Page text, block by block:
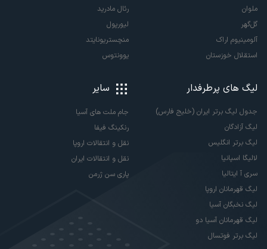
ملوان
گل‌گهر
آلومینیوم اراک
استقلال خوزستان
رئال مادرید
لیورپول
منچستریونایتد
یوونتوس
لیگ های پرطرفدار
جدول لیگ برتر ایران (خلیج فارس)
لیگ آزادگان
لیگ برتر انگلیس
لالیگا اسپانیا
سری آ ایتالیا
لیگ قهرمانان اروپا
لیگ نخبگان آسیا
لیگ قهرمانان آسیا دو
لیگ برتر فوتسال
سایر
جام ملت های آسیا
رنکینگ فیفا
نقل و انتقالات اروپا
نقل و انتقالات ایران
پاری سن ژرمن